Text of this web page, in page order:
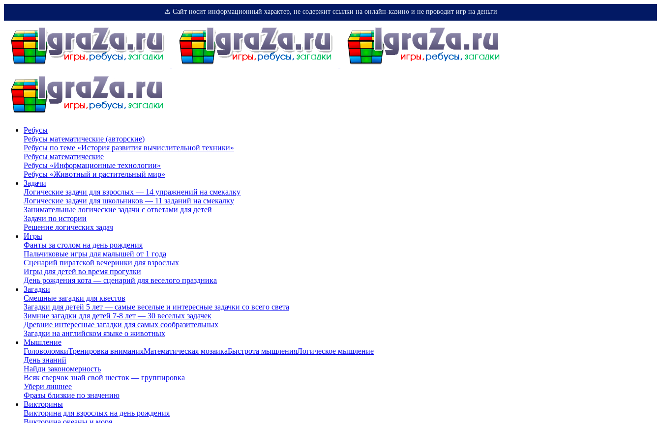
⚠️ Сайт носит информационный характер, не содержит ссылки на онлайн-казино и не проводит игр на деньги
Ребусы
Ребусы математические (авторские)
Ребусы по теме «История развития вычислительной техники»
Ребусы математические
Ребусы «Информационные технологии»
Ребусы «Животный и растительный мир»
Задачи
Логические задачи для взрослых — 14 упражнений на смекалку
Логические задачи для школьников — 11 заданий на смекалку
Занимательные логические задачи с ответами для детей
Задачи по истории
Решение логических задач
Игры
Фанты за столом на день рождения
Пальчиковые игры для малышей от 1 года
Сценарий пиратской вечеринки для взрослых
Игры для детей во время прогулки
День рождения кота — сценарий для веселого праздника
Загадки
Смешные загадки для квестов
Загадки для детей 5 лет — самые веселые и интересные задачки со всего света
Зимние загадки для детей 7-8 лет — 30 веселых задачек
Древние интересные загадки для самых сообразительных
Загадки на английском языке о животных
Мышление
ГоловоломкиТренировка вниманияМатематическая мозаикаБыстрота мышленияЛогическое мышление
День знаний
Найди закономерность
Всяк сверчок знай свой шесток — группировка
Убери лишнее
Фразы близкие по значению
Викторины
Викторина для взрослых на день рождения